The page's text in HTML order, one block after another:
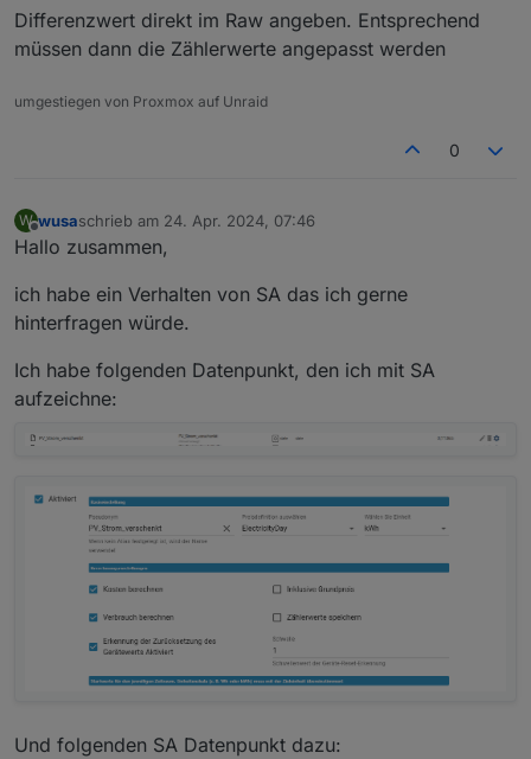
Differenzwert direkt im Raw angeben. Entsprechend
müssen dann die Zählerwerte angepasst werden
umgestiegen von Proxmox auf Unraid
0
W
Offline
wusaschrieb am 24. Apr. 2024, 07:46
zuletzt editiert von
Hallo zusammen,
ich habe ein Verhalten von SA das ich gerne
hinterfragen würde.
Ich habe folgenden Datenpunkt, den ich mit SA
aufzeichne:
Und folgenden SA Datenpunkt dazu: